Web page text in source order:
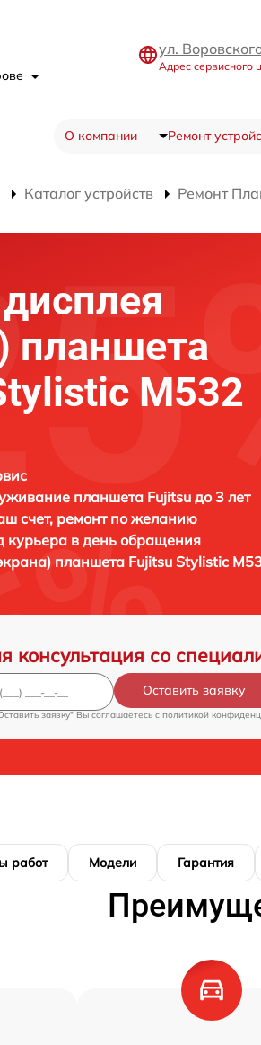
ул.
Адрес сервисного
О компании Ремонт
Каталог устройств Ремонт
планшета
M532
планшета Fujitsu до 3 лет
счет, ремонт по желанию
курьера в день обращения
планшета Fujitsu Stylistic
консультация со
Оставить заявку
заявку" Вы соглашаетесь c политикой
работ Модели Гарантия